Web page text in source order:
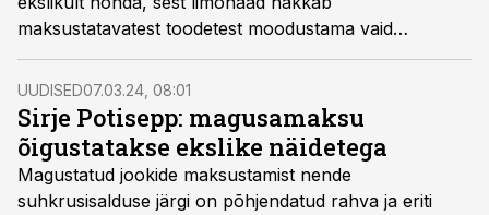
maksustatavatest toodetest moodustama vaid
kolmandiku. Maksu alla lähevad aga ka mahlajoogid,
nektarid, maitseveed ja näiteks smuutid, märgivad
joogitootjad.
UUDISED07.03.24, 08:01
Sirje Potisepp: magusamaksu
õigustatakse ekslike näidetega
Magustatud jookide maksustamist nende
suhkrusisalduse järgi on põhjendatud rahva ja eriti